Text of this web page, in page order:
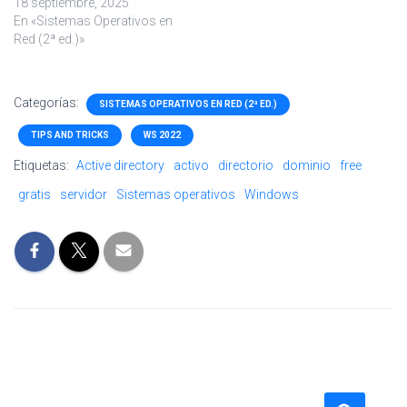
18 septiembre, 2025
En «Sistemas Operativos en
Red (2ª ed.)»
Categorías: SISTEMAS OPERATIVOS EN RED (2ª ED.)
TIPS AND TRICKS WS 2022
Etiquetas: Active directory activo directorio dominio
free
gratis
servidor Sistemas operativos Windows